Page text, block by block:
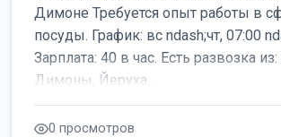
Димоне Требуется опыт работы в
посуды. График: вс ndash;чт, 07:00
Зарплата: 40 в час. Есть развозка
Димоны, Йеруха...
0 просмотров